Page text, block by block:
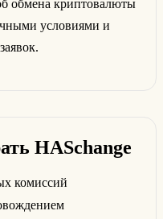
обмена криптовалюты
условиями и
HASchange
комиссий